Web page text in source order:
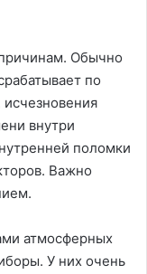
Обычно
по
внутри
поломки
Важно
атмосферных
У них очень